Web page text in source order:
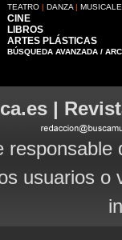
TEATRO | DANZA |
CINE
LIBROS
ARTES PLÁSTICAS
BÚSQUEDA AVANZADA /
|
usuarios